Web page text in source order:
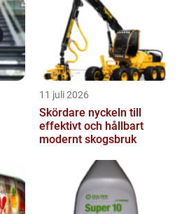
11 juli 2026
Skördare nyckeln till
effektivt och hållbart
modernt skogsbruk